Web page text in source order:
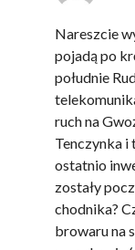
Nareszcie
pojadą po
południe
ruch na
Tenczynka i
ostatnio
zostały
chodnika?
browaru na